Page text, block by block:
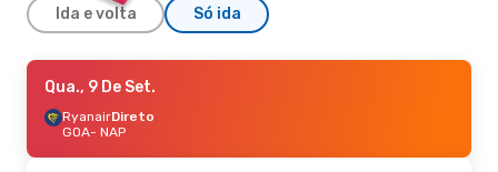
Ida e volta Só ida
Sáb., 19 De Set.
RyanairDireto
GOA- NAP
NAP- GOA
Qua., 9 De Set.
RyanairDireto
GOA- NAP